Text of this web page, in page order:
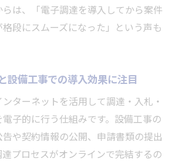
は、「電子調達を導入してから案件
段にスムーズになった」という声も
設備工事での導入効果に注目
ターネットを活用して調達・入札・
子的に行う仕組みです。設備工事の
や契約情報の公開、申請書類の提出
プロセスがオンラインで完結するの